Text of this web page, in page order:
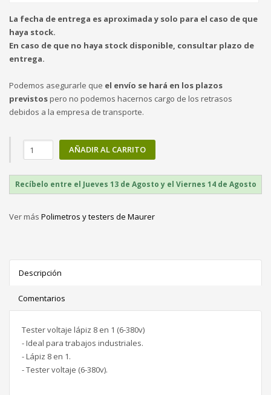
La fecha de entrega es aproximada y solo para el caso de que
haya stock.
En caso de que no haya stock disponible, consultar plazo de
entrega.
Podemos asegurarle que el envío se hará en los plazos
previstospero no podemos hacernos cargo de los retrasos
debidos a la empresa de transporte.
AÑADIR AL CARRITO
Recíbelo entre el Jueves 13 de Agosto y el Viernes 14 de Agosto
Ver más Polimetros y testers de Maurer
Descripción
Comentarios
Tester voltaje lápiz 8 en 1 (6-380v)
- Ideal para trabajos industriales.
- Lápiz 8 en 1.
- Tester voltaje (6-380v).